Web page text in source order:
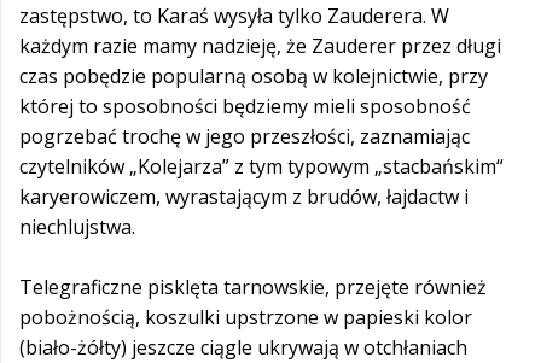
zastępstwo, to Karaś wysyła tylko Zauderera. W
każdym razie mamy nadzieję, że Zauderer przez długi
czas pobędzie popularną osobą w kolejnictwie, przy
której to sposobności będziemy mieli sposobność
pogrzebać trochę w jego przeszłości, zaznamiając
czytelników „Kolejarza” z tym typowym „stacbańskim“
karyerowiczem, wyrastającym z brudów, łajdactw i
niechlujstwa.
Telegraficzne pisklęta tarnowskie, przejęte również
pobożnością, koszulki upstrzone w papieski kolor
(biało-żółty) jeszcze ciągle ukrywają w otchłaniach